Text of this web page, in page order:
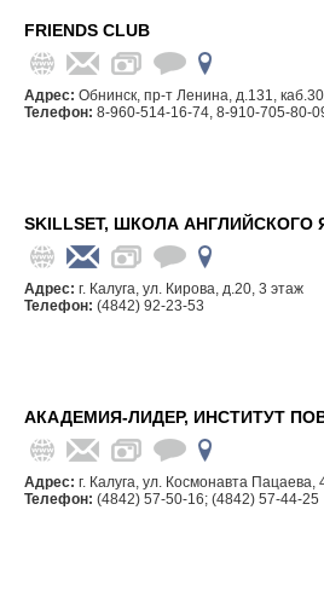
FRIENDS CLUB
Адрес: Обнинск, пр-т Ленина, д.131,
Телефон: 8-960-514-16-74, 8-910-705-80-
SKILLSET, ШКОЛА АНГЛИЙСКОГО
Адрес: г. Калуга, ул. Кирова, д.20, 3 этаж
Телефон: (4842) 92-23-53
АКАДЕМИЯ-ЛИДЕР, ИНСТИТУТ
Адрес: г. Калуга, ул. Космонавта Пацаева,
Телефон: (4842) 57-50-16; (4842) 57-44-25